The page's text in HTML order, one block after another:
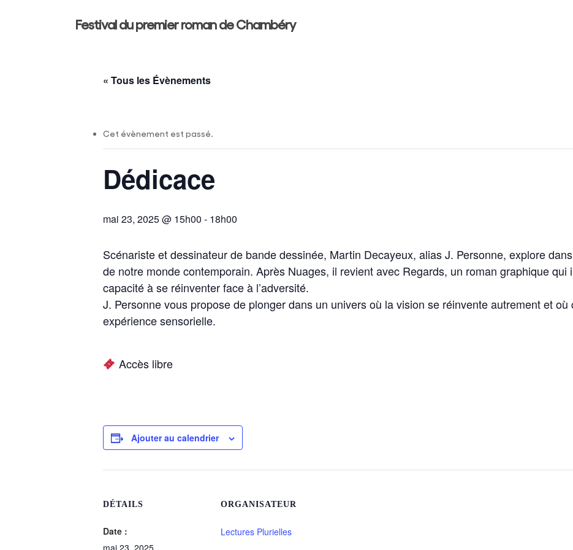
Hit enter to search or ESC to close
Festival du premier roman de Chambéry
« Tous les Évènements
Cet évènement est passé.
Dédicace
mai 23, 2025 @ 15h00 - 18h00
Scénariste et dessinateur de bande dessinée, Martin Decayeux, alias J. Personne, explore
de notre monde contemporain. Après Nuages, il revient avec Regards, un roman graphique
capacité à se réinventer face à l’adversité.
J. Personne vous propose de plonger dans un univers où la vision se réinvente autrement et
expérience sensorielle.
Accès libre
Ajouter au calendrier
DÉTAILS
Date :
mai 23, 2025
ORGANISATEUR
Lectures Plurielles